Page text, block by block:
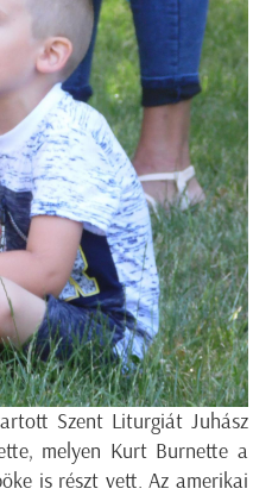
Szent Liturgiát Juhász
melyen Kurt Burnette a
is részt vett. Az amerikai